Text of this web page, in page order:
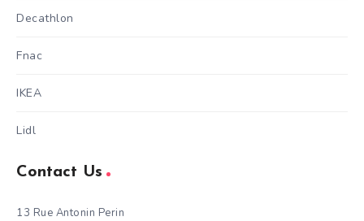
Decathlon
Fnac
IKEA
Lidl
Contact Us
13 Rue Antonin Perin